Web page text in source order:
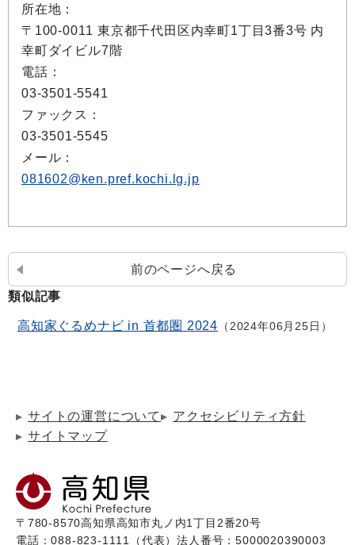
所在地：
〒100-0011 東京都千代田区内幸町1丁目3番3号 内
幸町ダイビル7階
電話：
03-3501-5541
ファックス：
03-3501-5545
メール：
081602@ken.pref.kochi.lg.jp
前のページへ戻る
類似記事
高知家ぐるめナビ in 首都圏 2024 2024年06月25日
サイトの運営について
アクセシビリティ方針
サイトマップ
〒780-8570高知県高知市丸ノ内1丁目2番20号
電話：088-823-1111（代表）法人番号：5000020390003